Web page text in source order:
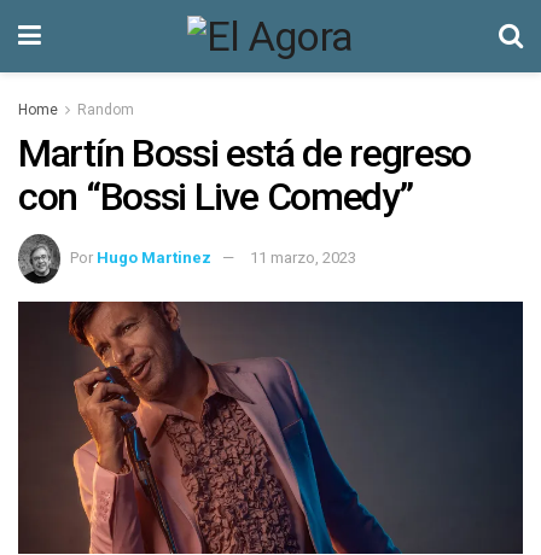
Home Random
Martín Bossi está de regreso
con “Bossi Live Comedy”
Por Hugo Martinez 11 marzo, 2023